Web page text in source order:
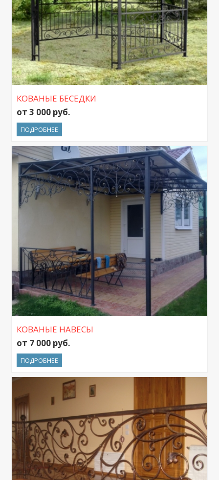
КОВАНЫЕ БЕСЕДКИ
от 3 000 руб.
ПОДРОБНЕЕ
КОВАНЫЕ НАВЕСЫ
от 7 000 руб.
ПОДРОБНЕЕ